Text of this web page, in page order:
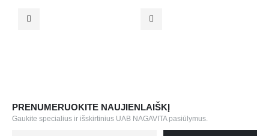
PRENUMERUOKITE NAUJIENLAIŠKĮ
Gaukite specialius ir išskirtinius UAB NAGAVITA pasiūlymus.